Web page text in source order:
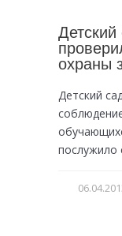
охраны
Детский
послужило